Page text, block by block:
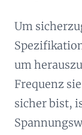
Um
um
Frequenz
sicher bist,